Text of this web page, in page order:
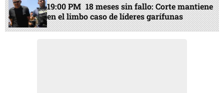
19:00 PM 18 meses sin fallo: Corte mantiene
en el limbo caso de líderes garífunas